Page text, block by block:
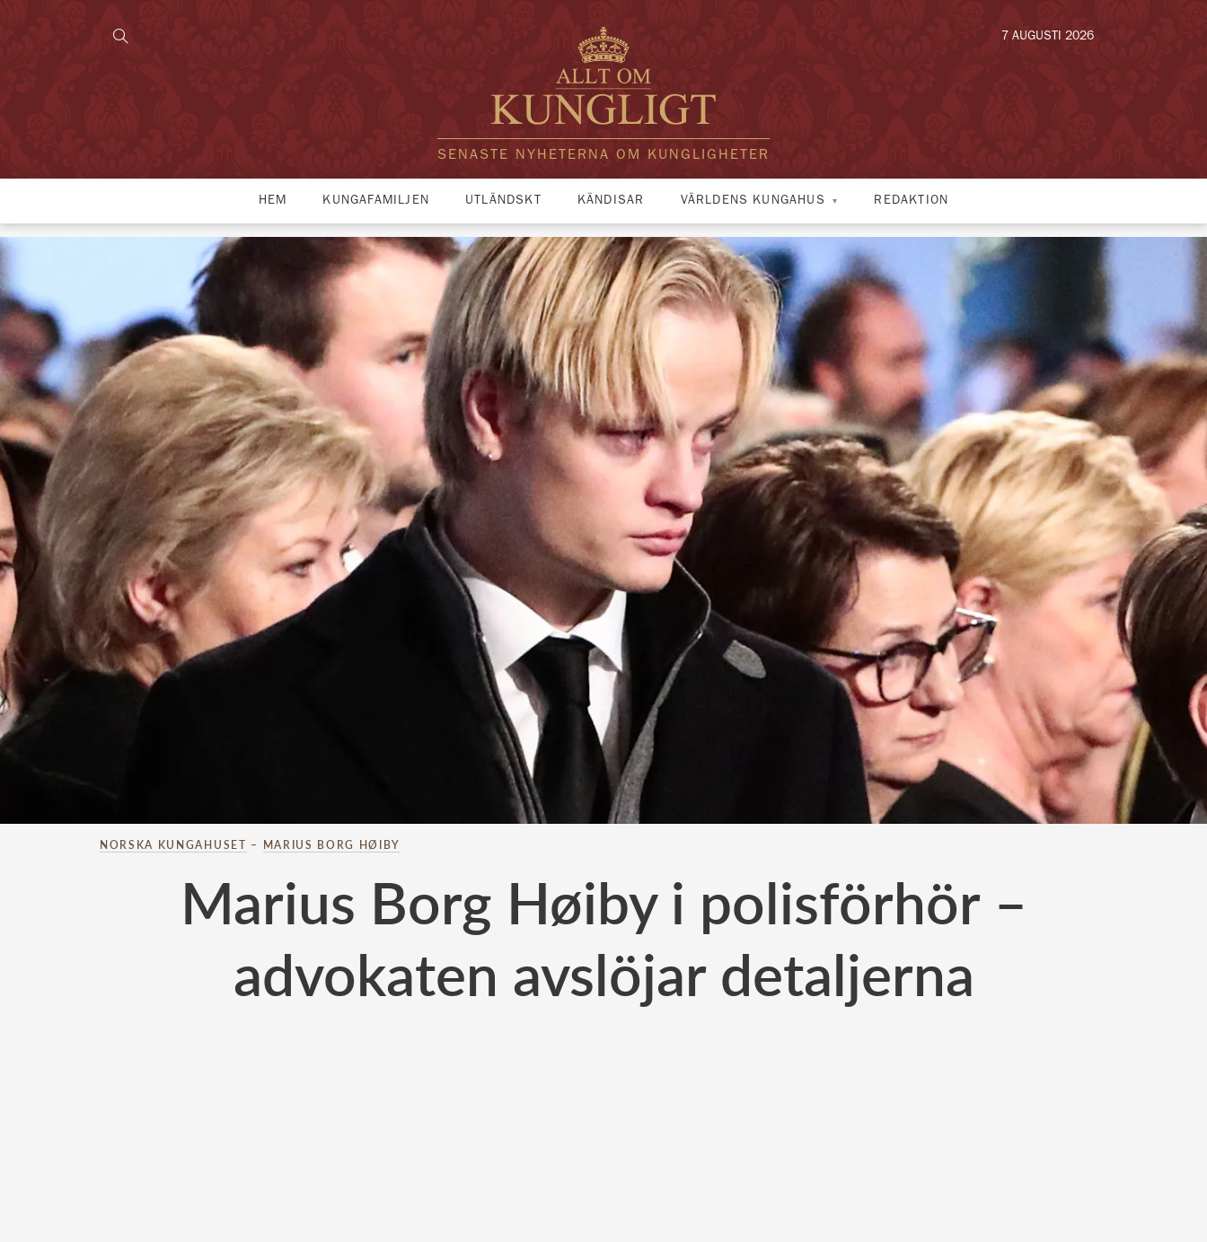
SENASTE NYHETERNA OM KUNGLIGHETER
7 AUGUSTI 2026
HEM KUNGAFAMILJEN UTLÄNDSKT KÄNDISAR VÄRLDENS KUNGAHUS REDAKTION
NORSKA KUNGAHUSET – MARIUS BORG HØIBY
Marius Borg Høiby i polisförhör –
advokaten avslöjar detaljerna